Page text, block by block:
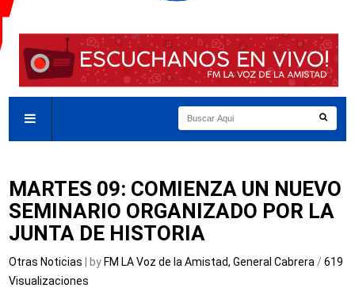
MARTES 09: COMIENZA UN NUEVO
SEMINARIO ORGANIZADO POR LA
JUNTA DE HISTORIA
Otras Noticias | by FM LA Voz de la Amistad, General Cabrera /619
Visualizaciones